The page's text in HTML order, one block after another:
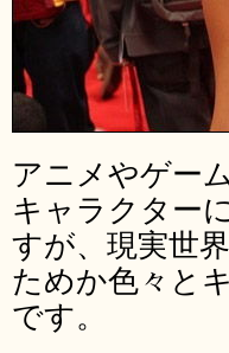
アニメやゲー
キャラクター
すが、現実世
ためか色々と
です。